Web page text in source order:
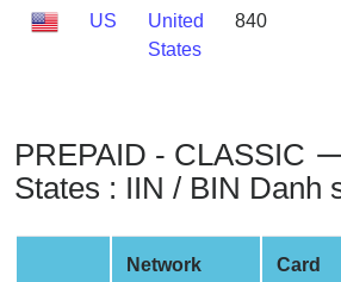
Generate
BIN
Credit
Card
Checker
US
United
States
840
PREPAID -
States : IIN / BIN Danh
Network
Card